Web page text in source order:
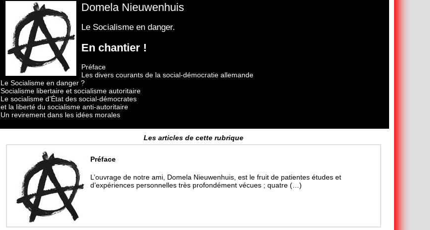
Domela Nieuwenhuis
Le Socialisme en danger.
En chantier !
Préface
Les divers courants de la social-démocratie allemande
Le Socialisme en danger ?
Socialisme libertaire et socialisme autoritaire
Le socialisme d’État des social-démocrates
et la liberté du socialisme anti-autoritaire
Un revirement dans les idées morales
Les articles de cette rubrique
Préface
L’ouvrage de notre ami, Domela Nieuwenhuis, est le fruit de patientes études et
d’expériences personnelles très profondément vécues ; quatre (…)